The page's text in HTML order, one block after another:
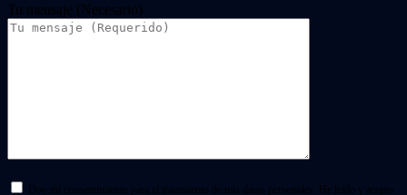
Tu mensaje (Necesario)
Doy mi consentimiento para el tratamiento de mis datos personales. He leído y acepto